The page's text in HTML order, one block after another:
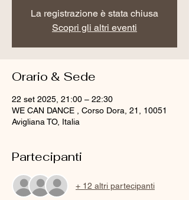
La registrazione è stata chiusa
Scopri gli altri eventi
Orario & Sede
22 set 2025, 21:00 – 22:30
WE CAN DANCE , Corso Dora, 21, 10051
Avigliana TO, Italia
Partecipanti
+ 12 altri partecipanti